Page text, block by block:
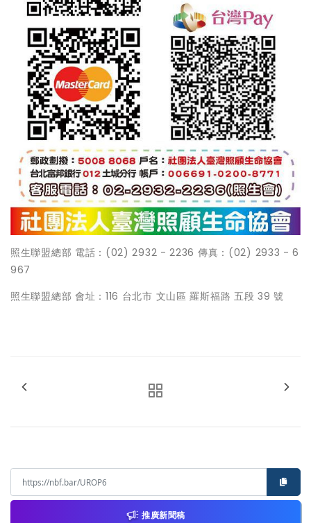
照生聯盟總部 電話：(02) 2932 - 2236 傳真：(02) 2933 - 6
967
照生聯盟總部 會址：116 台北市 文山區 羅斯福路 五段 39 號
推廣新聞稿